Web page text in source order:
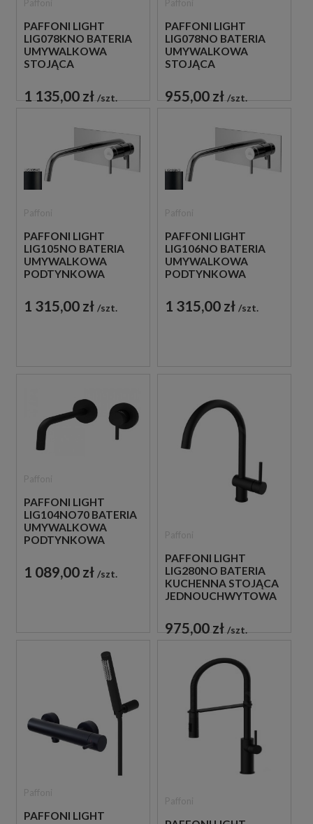
PAFFONI LIGHT
LIG078KNO BATERIA
UMYWALKOWA
STOJĄCA
CZARNA
1 135,00 zł szt.
PAFFONI LIGHT
LIG078NO BATERIA
UMYWALKOWA
STOJĄCA
CZARNA
955,00 zł szt.
PAFFONI LIGHT
LIG105NO BATERIA
UMYWALKOWA
PODTYNKOWA
CZARNA
1 315,00 zł szt.
PAFFONI LIGHT
LIG106NO BATERIA
UMYWALKOWA
PODTYNKOWA
CZARNA
1 315,00 zł szt.
PAFFONI LIGHT
LIG104NO70 BATERIA
UMYWALKOWA
PODTYNKOWA
CZARNA
1 089,00 zł szt.
PAFFONI LIGHT
LIG280NO BATERIA
KUCHENNA STOJĄCA
JEDNOUCHWYTOWA
975,00 zł szt.
PAFFONI LIGHT